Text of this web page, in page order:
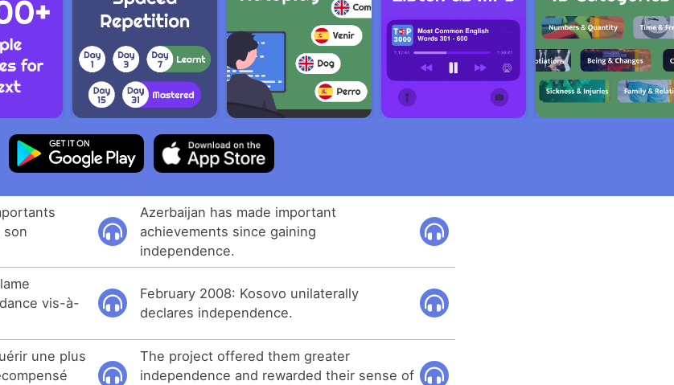
son
Azerbaijan has made important
achievements since gaining
independence.
vis-à-
February 2008: Kosovo unilaterally
declares independence.
une plus
The project offered them greater
independence and rewarded their sense of